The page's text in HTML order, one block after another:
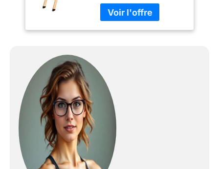
Épaisseur du rabat : 3,6
cm. Inclus : Rampe.